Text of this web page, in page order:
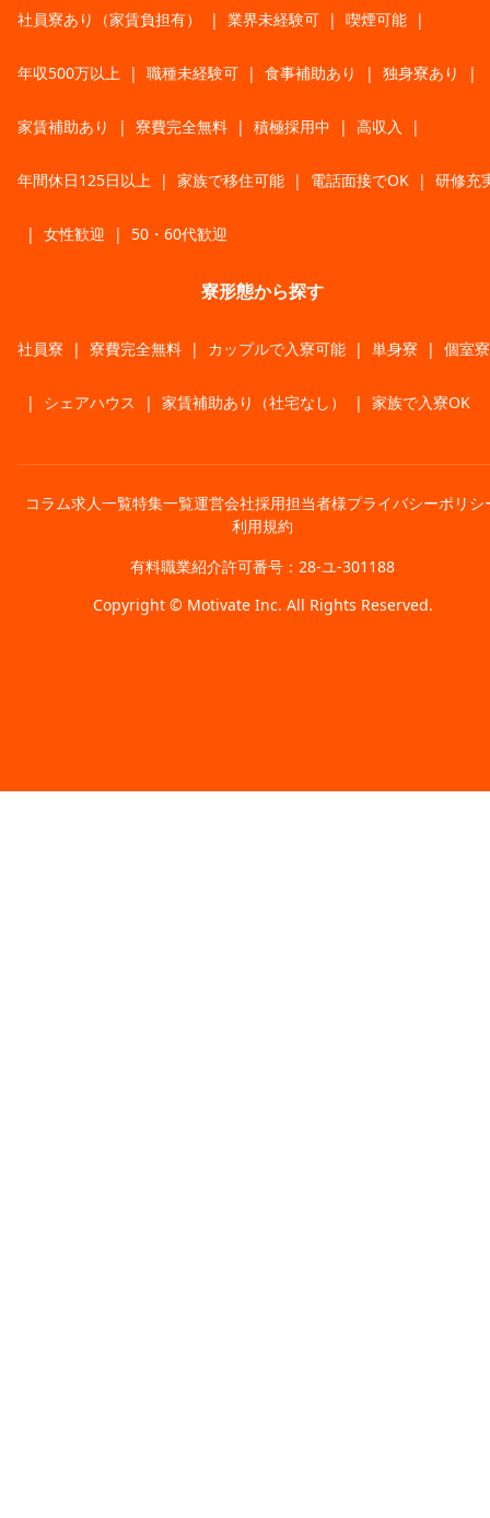
社員寮あり（家賃負担有） | 業界未経験可 | 喫煙可能 |
年収500万以上 | 職種未経験可 | 食事補助あり | 独身寮あり |
家賃補助あり | 寮費完全無料 | 積極採用中 | 高収入 |
年間休日125日以上 | 家族で移住可能 | 電話面接でOK | 研修充
| 女性歓迎 | 50・60代歓迎
寮形態から探す
社員寮 | 寮費完全無料 | カップルで入寮可能 | 単身寮 | 個室寮
| シェアハウス | 家賃補助あり（社宅なし） | 家族で入寮OK
コラム求人一覧特集一覧運営会社採用担当者様プライバシーポリシ
利用規約
有料職業紹介許可番号：28-ユ-301188
Copyright © Motivate Inc. All Rights Reserved.